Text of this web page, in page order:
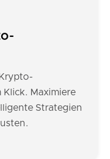
Maximiere
Strategien